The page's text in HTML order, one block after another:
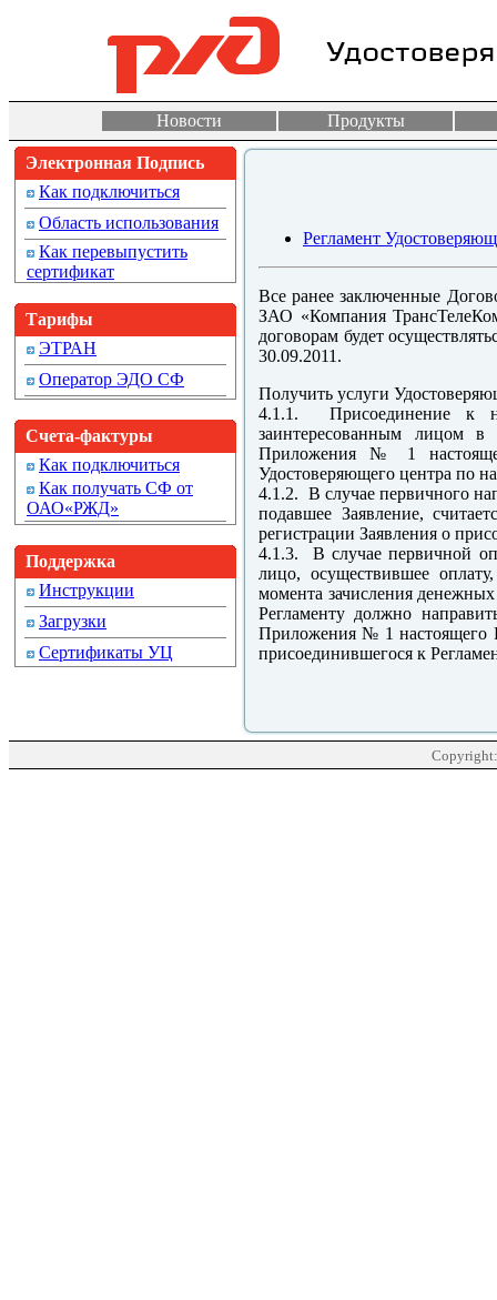
Новости Продукты
Электронная Подпись
Как подключиться
Область использования
Как перевыпустить
сертификат
Тарифы
ЭТРАН
Оператор ЭДО СФ
Счета-фактуры
Как подключиться
Как получать СФ от
ОАО«РЖД»
Поддержка
Инструкции
Загрузки
Сертификаты УЦ
Регламент
Все ранее заключенные
ЗАО «Компания
договорам будет
30.09.2011.
Получить услуги
4.1.1. Присоединение к
заинтересованным лицом
Приложения № 1
Удостоверяющего центра по
4.1.2. В случае первичного
подавшее Заявление,
регистрации Заявления о
4.1.3. В случае первичной
лицо, осуществившее
момента зачисления
Регламенту должно
Приложения № 1 настоящего
присоединившегося к